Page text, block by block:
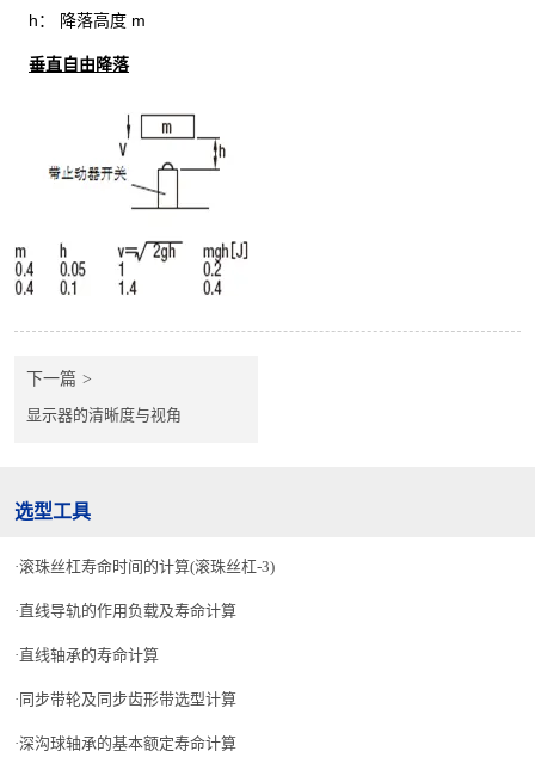
h： 降落高度 m
垂直自由降落
下一篇
显示器的清晰度与视角
选型工具
滚珠丝杠寿命时间的计算(滚珠丝杠-3)
直线导轨的作用负载及寿命计算
直线轴承的寿命计算
同步带轮及同步齿形带选型计算
深沟球轴承的基本额定寿命计算